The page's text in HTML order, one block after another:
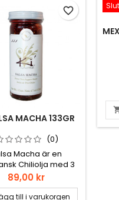
MACHA 133GR
(0)
Macha är en
Chiliolja med 3
(Cascabel, Arbol,
men mycke chili
olja. Går att ha på
Pris
89,00 kr
till i varukorgen
favorite_border